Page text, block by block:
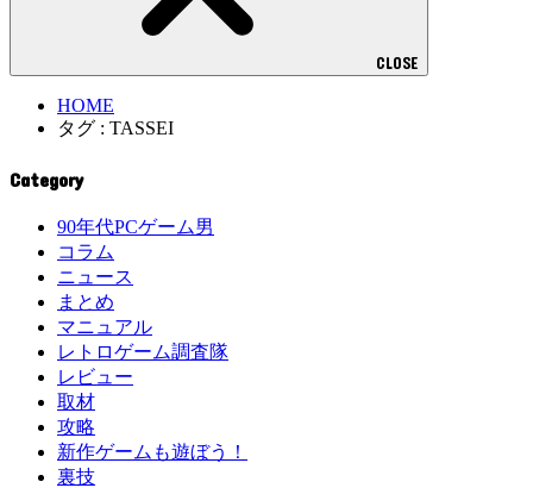
CLOSE
HOME
タグ : TASSEI
Category
90年代PCゲーム男
コラム
ニュース
まとめ
マニュアル
レトロゲーム調査隊
レビュー
取材
攻略
新作ゲームも遊ぼう！
裏技